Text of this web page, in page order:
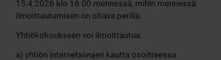
15.4.2026 klo 16.00 mennessä, mihin mennessä
ilmoittautumisen on oltava perillä.
Yhtiökokoukseen voi ilmoittautua:
a) yhtiön internetsivujen kautta osoitteessa